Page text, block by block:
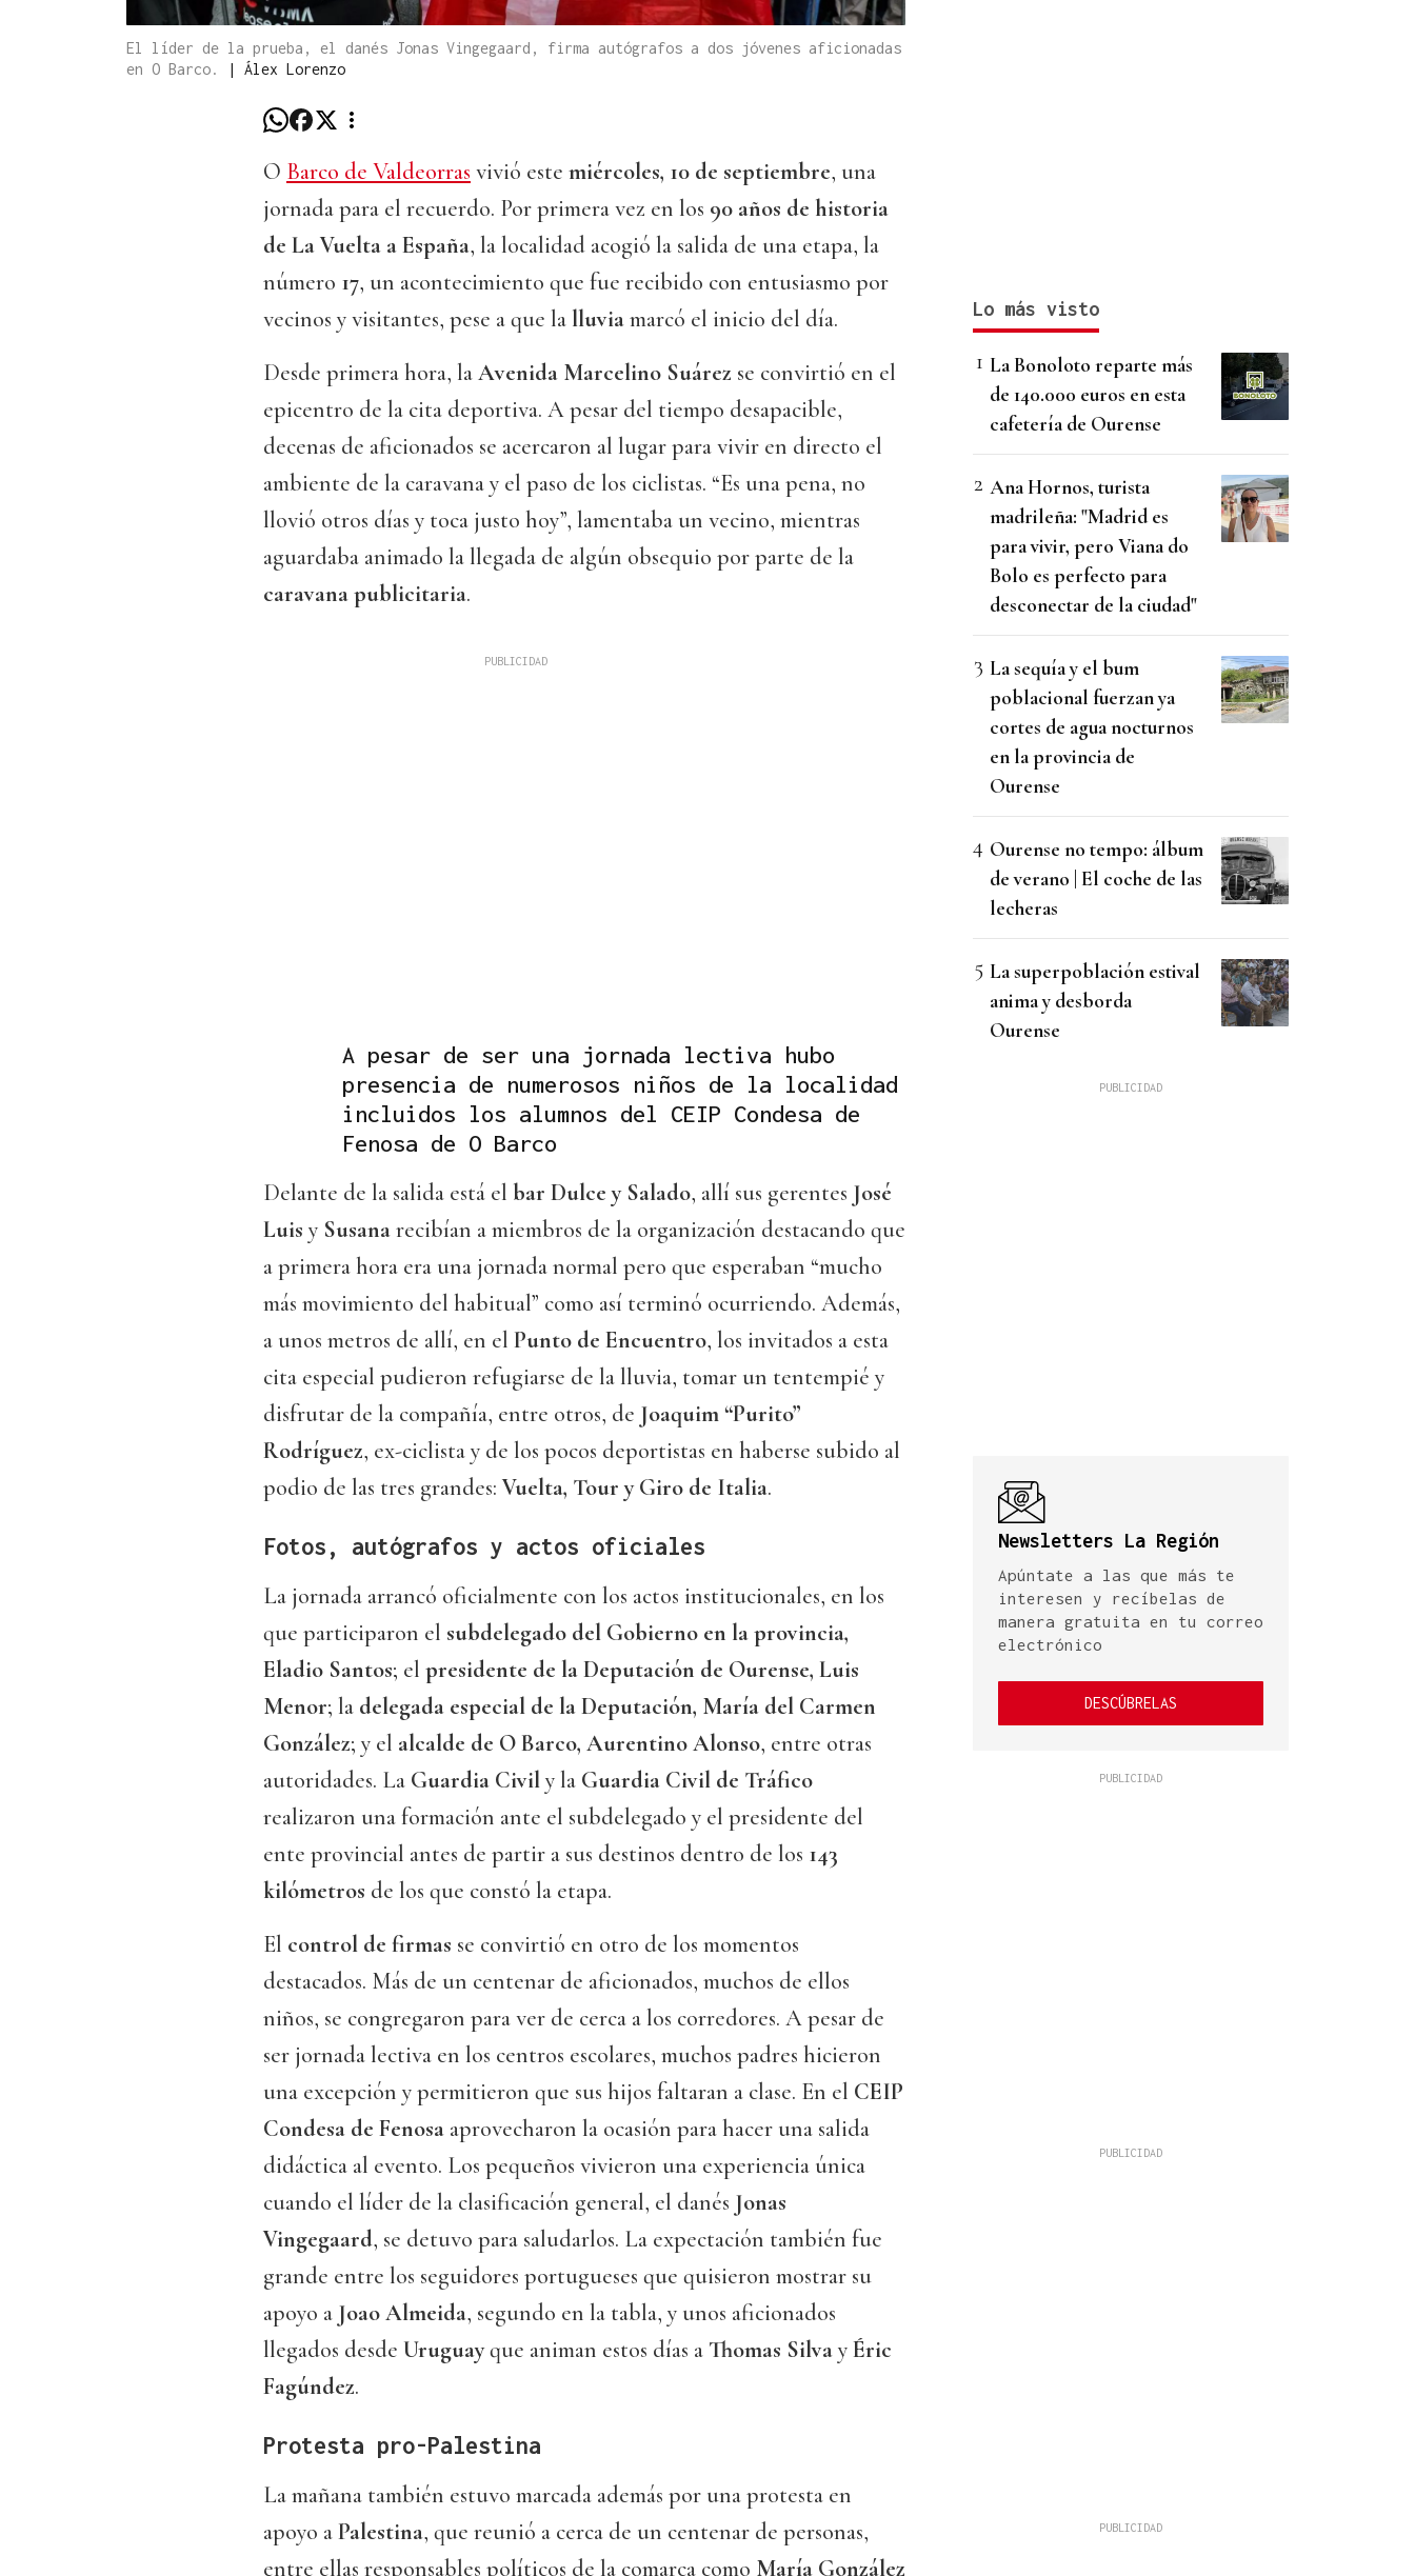
El líder de la prueba, el danés Jonas Vingegaard, firma autógrafos a dos jóvenes aficionadas
en O Barco.
| Álex Lorenzo
O Barco de Valdeorras vivió este miércoles, 10 de septiembre, una
jornada para el recuerdo. Por primera vez en los 90 años de historia
de La Vuelta a España, la localidad acogió la salida de una etapa, la
número 17, un acontecimiento que fue recibido con entusiasmo por
vecinos y visitantes, pese a que la lluviamarcó el inicio del día.
Desde primera hora, laAvenida Marcelino Suárez se convirtió en el
epicentro de la cita deportiva. A pesar del tiempo desapacible,
decenas de aficionados se acercaron al lugar para vivir en directo el
ambiente de la caravana y el paso de los ciclistas. “Es una pena, no
llovió otros días y toca justo hoy”, lamentaba un vecino, mientras
aguardaba animado la llegada de algún obsequio por parte de la
caravana publicitaria.
A pesar de ser una jornada lectiva hubo
presencia de numerosos niños de la localidad
incluidos los alumnos del CEIP Condesa de
Fenosa de O Barco
Delante de la salida está el bar Dulce y Salado, allí sus gerentes José
Luis y Susanarecibían a miembros de la organización destacando que
a primera hora era una jornada normal pero que esperaban “mucho
más movimiento del habitual” como así terminó ocurriendo. Además,
a unos metros de allí, en el Punto de Encuentro, los invitados a esta
cita especial pudieron refugiarse de la lluvia, tomar un tentempié y
disfrutar de la compañía, entre otros, de Joaquim “Purito”
Rodríguez, ex-ciclista y de los pocos deportistas en haberse subido al
podio de las tres grandes: Vuelta, Tour y Giro de Italia.
Fotos, autógrafos y actos oficiales
La jornada arrancó oficialmente con los actos institucionales, en los
que participaron el subdelegado del Gobierno en la provincia,
Eladio Santos; el presidente de la Deputación de Ourense, Luis
Menor; la delegada especial de la Deputación, María del Carmen
González; y el alcalde de O Barco, Aurentino Alonso, entre otras
autoridades. La Guardia Civily la Guardia Civil de Tráfico
realizaron una formación ante el subdelegado y el presidente del
ente provincial antes de partir a sus destinos dentro de los 143
kilómetros de los que constó la etapa.
El control de firmas se convirtió en otro de los momentos
destacados. Más de un centenar de aficionados, muchos de ellos
niños, se congregaron para ver de cerca a los corredores. A pesar de
ser jornada lectiva en los centros escolares, muchos padres hicieron
una excepción y permitieron que sus hijos faltaran a clase. En el CEIP
Condesa de Fenosa aprovecharon la ocasión para hacer una salida
didáctica al evento. Los pequeños vivieron una experiencia única
cuando el líder de la clasificación general, el danés Jonas
Vingegaard, se detuvo para saludarlos. La expectación también fue
grande entre los seguidores portugueses que quisieron mostrar su
apoyo a Joao Almeida, segundo en la tabla, y unos aficionados
llegados desde Uruguayque animan estos días a Thomas SilvayÉric
Fagúndez.
Protesta pro-Palestina
La mañana también estuvo marcada además por una protesta en
apoyo aPalestina, que reunió a cerca de un centenar de personas,
entre ellas responsables políticos de la comarca como María González
Lo más visto
La Bonoloto reparte más
de 140.000 euros en esta
cafetería de Ourense
Ana Hornos, turista
madrileña: "Madrid es
para vivir, pero Viana do
Bolo es perfecto para
desconectar de la ciudad"
La sequía y el bum
poblacional fuerzan ya
cortes de agua nocturnos
en la provincia de
Ourense
Ourense no tempo: álbum
de verano | El coche de las
lecheras
La superpoblación estival
anima y desborda
Ourense
Newsletters La Región
Apúntate a las que más te
interesen y recíbelas de
manera gratuita en tu correo
electrónico
DESCÚBRELAS